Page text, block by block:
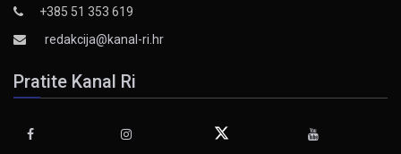
+385 51 353 619
redakcija@kanal-ri.hr
Pratite Kanal Ri